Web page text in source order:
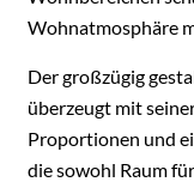
Wohnatmosphäre
Der großzügig
überzeugt mit
Proportionen und
die sowohl Raum